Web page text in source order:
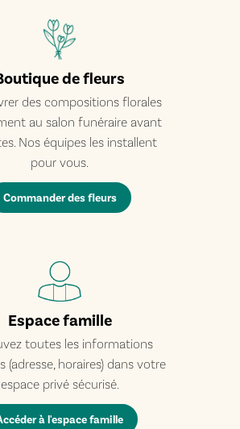
de fleurs
des compositions florales
au salon funéraire avant
Nos équipes les installent
pour vous.
Commander des fleurs
Espace famille
toutes les informations
(adresse, horaires) dans votre
espace privé sécurisé.
à l'espace famille